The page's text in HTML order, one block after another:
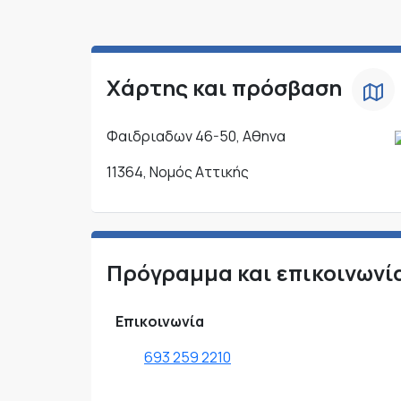
Χάρτης και πρόσβαση
Φαιδριαδων 46-50, Αθηνα
11364, Νομός Αττικής
Πρόγραμμα και
Επικοινωνία
693 259 2210